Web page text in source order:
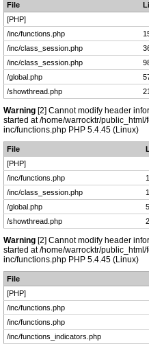
File
[PHP]
/inc/functions.php
/inc/class_session.php
/inc/class_session.php
/global.php
/showthread.php
21
Warning [2] Cannot modify header
started at /home/warrocktr/
inc/functions.php PHP 5.4.45 (Linux)
File
[PHP]
/inc/functions.php
/inc/class_session.php
/global.php
/showthread.php
Warning [2] Cannot modify header
started at /home/warrocktr/
inc/functions.php PHP 5.4.45 (Linux)
File
[PHP]
/inc/functions.php
/inc/functions.php
/inc/functions_indicators.php